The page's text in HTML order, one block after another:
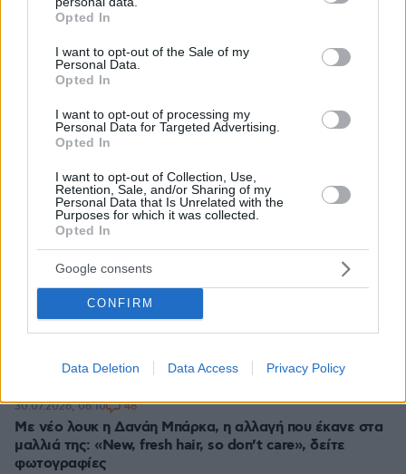
grant or deny consent to Google and its third-party tags to
use your data for below specified purposes in below Google
consent section.
Opted In
I want to opt-out of the Sale of my
Personal Data.
Opted In
I want to opt-out of processing my
Personal Data for Targeted Advertising.
Opted In
I want to opt-out of Collection, Use,
Retention, Sale, and/or Sharing of my
Personal Data that Is Unrelated with the
Purposes for which it was collected.
Opted In
Google consents
CONFIRM
Data Deletion Data Access Privacy Policy
Με νέο λουκ η Δανάη Μπάρκα, η αλλαγή που έκανε στα
μαλλιά της: «New, fresh hair, so don’t care», δείτε
φωτογραφίες
30.07.2026, 06:10 48